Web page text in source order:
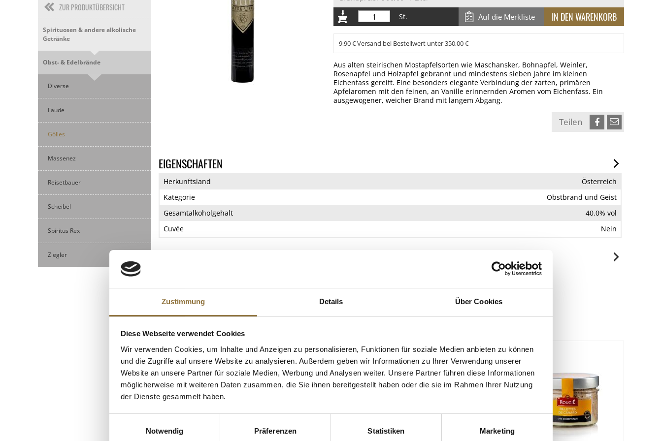
Zustimmung Details Über Cookies
Diese Webseite verwendet Cookies
Wir verwenden Cookies, um Inhalte und Anzeigen zu personalisieren, Funktionen für soziale Medien anbieten zu können
und die Zugriffe auf unsere Website zu analysieren. Außerdem geben wir Informationen zu Ihrer Verwendung unserer
Website an unsere Partner für soziale Medien, Werbung und Analysen weiter. Unsere Partner führen diese Informationen
möglicherweise mit weiteren Daten zusammen, die Sie ihnen bereitgestellt haben oder die sie im Rahmen Ihrer Nutzung
der Dienste gesammelt haben.
Notwendig
Präferenzen Statistiken Marketing
ZUR PRODUKTÜBERSICHT
Spirituosen & andere alkolische
Getränke
Obst- & Edelbrände
Diverse
Faude
Gölles
Massenez
Reisetbauer
Scheibel
Spiritus Rex
Ziegler
St.
Auf die Merkliste
9,90 € Versand bei Bestellwert unter 350,00 €
Aus alten steirischen Mostapfelsorten wie Maschansker, Bohnapfel, Weinler,
Rosenapfel und Holzapfel gebrannt und mindestens sieben Jahre im kleinen
Eichenfass gereift. Eine besonders elegante Verbindung der zarten, primären
Apfelaromen mit den feinen, an Vanille erinnernden Aromen vom Eichenfass. Ein
ausgewogener, weicher Brand mit langem Abgang.
Teilen
EIGENSCHAFTEN
Herkunftsland
Österreich
Kategorie
Obstbrand und Geist
Gesamtalkoholgehalt
40.0% vol
Cuvée
Nein
Verantwortlicher Unternehmer: Gölles GmbH, Stang 52, 8333 Riegersburg, Österreich.
KUNDEN KAUFTEN AUCH